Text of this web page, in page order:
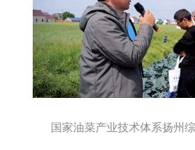
国家油菜产业技术体系扬州